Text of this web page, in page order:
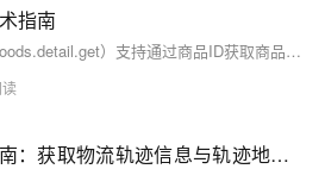
指南
拼多多商品详情API（pdd.goods.detail.get）支持通过商品ID获取商品标题、价格、销量、图片、库存及评价等详细信息，适用于电商数据分析、竞品监控与价格策略优化，返回标准JSON格式，便于集成开发。
快递鸟快递API技术指南：获取物流轨迹信息与轨迹地图的解决方案